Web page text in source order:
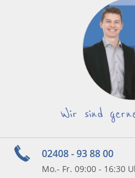
Wir sind
02408 - 93 88 00
Mo.- Fr. 09:00 - 16:30